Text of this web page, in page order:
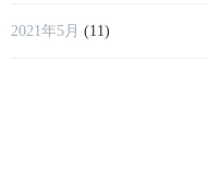
2021年5月 (11)